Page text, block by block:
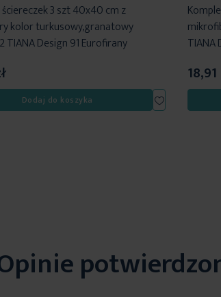
3 szt 40x40 cm z
kolor turkusowy,granatowy
Design 91 Eurofirany
Dodaj do koszyka
Dodaj
do
TIANA
18,91